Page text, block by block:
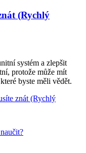
(Rychlý
systém a zlepšit
protože může mít
byste měli vědět.
znát (Rychlý